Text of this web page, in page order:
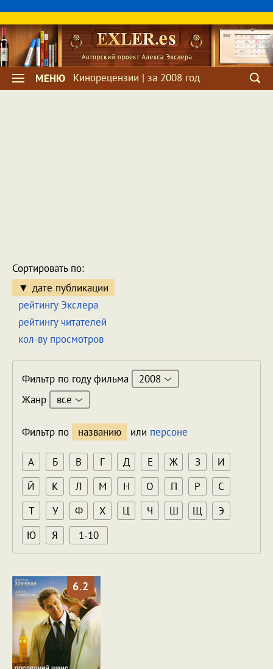
МЕНЮ Кинорецензии | за 2008 год
Сортировать по:
дате публикации
рейтингу Экслера
рейтингу читателей
кол-ву просмотров
Фильтр по году фильма
2008
Жанр
все
Фильтр по названию или персоне
А Б В Г Д Е Ж З
И
Й
К Л М Н О П Р
С
Т
У Ф Х Ц Ч Ш Щ
Э
Ю
Я 1-10
6.2